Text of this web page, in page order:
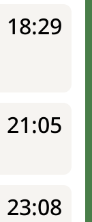
18:29
21:05
23:08